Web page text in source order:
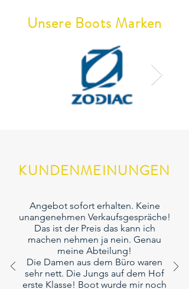
Unsere Boots Marken
KUNDENMEINUNGEN
Angebot sofort erhalten. Keine
unangenehmen Verkaufsgespräche!
Das ist der Preis das kann ich
machen nehmen ja nein. Genau
meine Abteilung!
Die Damen aus dem Büro waren
sehr nett. Die Jungs auf dem Hof
erste Klasse! Boot wurde mir noch